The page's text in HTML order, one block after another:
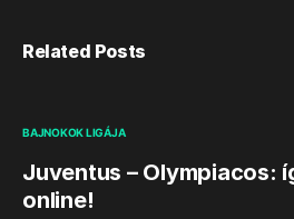
Related Posts
BAJNOKOK LIGÁJA
Juventus – Olympiacos:
online!